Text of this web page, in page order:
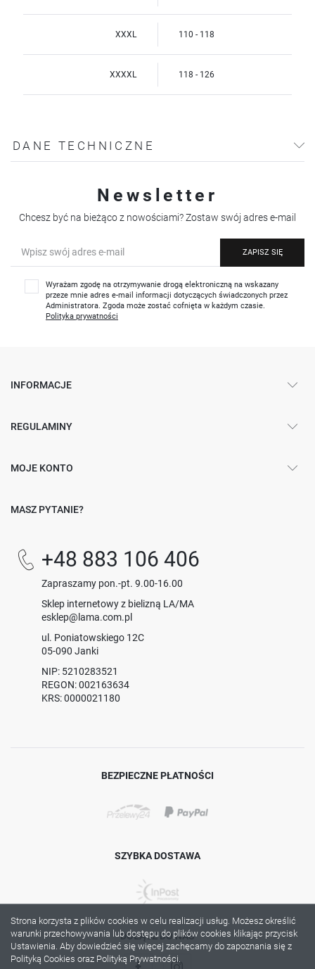
XXXL 110 - 118
XXXXL 118 - 126
DANE TECHNICZNE
Newsletter
Chcesz być na bieżąco z nowościami? Zostaw swój adres e-mail
ZAPISZ SIĘ
Wyrażam zgodę na otrzymywanie drogą elektroniczną na wskazany
przeze mnie adres e-mail informacji dotyczących świadczonych przez
Administratora. Zgoda może zostać cofnięta w każdym czasie.
Polityka prywatności
INFORMACJE
REGULAMINY
MOJE KONTO
MASZ PYTANIE?
+48 883 106 406
Zapraszamy pon.-pt. 9.00-16.00
Sklep internetowy z bielizną LA/MA
esklep@lama.com.pl
ul. Poniatowskiego 12C
05-090 Janki
NIP: 5210283521
REGON: 002163634
KRS: 0000021180
BEZPIECZNE PŁATNOŚCI
SZYBKA DOSTAWA
DOŁĄCZ DO NAS
Strona korzysta z plików cookies w celu realizacji usług. Możesz określić
warunki przechowywania lub dostępu do plików cookies klikając przycisk
Ustawienia. Aby dowiedzieć się więcej zachęcamy do zapoznania się z
Polityką Cookies oraz Polityką Prywatności.